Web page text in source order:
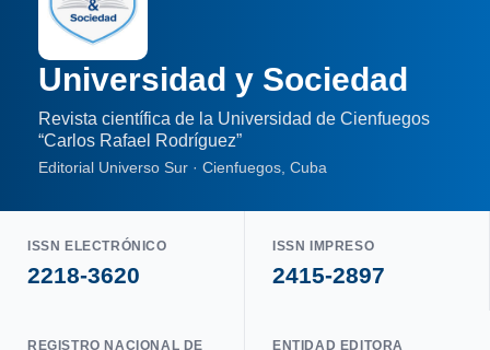
Universidad y Sociedad
Revista científica de la Universidad de Cienfuegos
“Carlos Rafael Rodríguez”
Editorial Universo Sur · Cienfuegos, Cuba
ISSN ELECTRÓNICO
2218-3620
ISSN IMPRESO
2415-2897
REGISTRO NACIONAL DE
ENTIDAD EDITORA